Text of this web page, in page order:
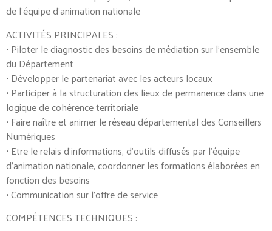
de l’équipe d’animation nationale
ACTIVITÉS PRINCIPALES :
• Piloter le diagnostic des besoins de médiation sur l’ensemble
du Département
• Développer le partenariat avec les acteurs locaux
• Participer à la structuration des lieux de permanence dans une
logique de cohérence territoriale
• Faire naître et animer le réseau départemental des Conseillers
Numériques
• Etre le relais d’informations, d’outils diffusés par l’équipe
d’animation nationale, coordonner les formations élaborées en
fonction des besoins
• Communication sur l’offre de service
COMPÉTENCES TECHNIQUES :